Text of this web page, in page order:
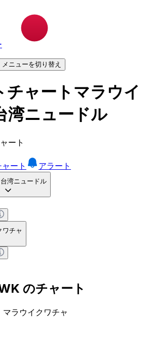
メニューを切り替え
チャートマラウイ
湾ニュードル
ート
ート
アラート
台湾ニュードル
ワチャ
のチャート
ラウイクワチャ